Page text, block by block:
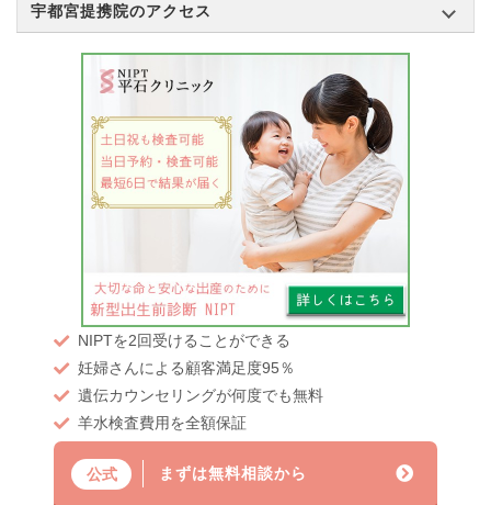
宇都宮提携院のアクセス
NIPTを2回受けることができる
妊婦さんによる顧客満足度95％
遺伝カウンセリングが何度でも無料
羊水検査費用を全額保証
公式 まずは無料相談から